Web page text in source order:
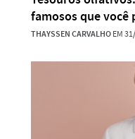
famosos que você
THAYSSEN CARVALHOEM